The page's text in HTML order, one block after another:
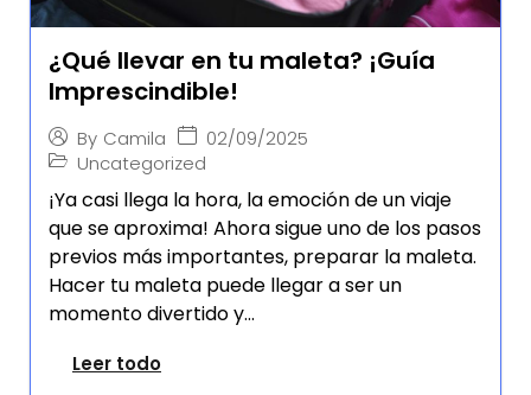
¿Qué llevar en tu maleta? ¡Guía
Imprescindible!
By Camila
02/09/2025
Uncategorized
¡Ya casi llega la hora, la emoción de un viaje
que se aproxima! Ahora sigue uno de los pasos
previos más importantes, preparar la maleta.
Hacer tu maleta puede llegar a ser un
momento divertido y...
Leer todo